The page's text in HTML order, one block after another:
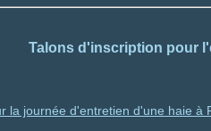
Talons d'inscription pour
la journée d'entretien d'une haie à